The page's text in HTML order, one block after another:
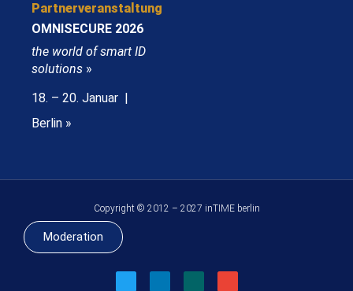
Partnerveranstaltung
OMNISECURE 2026
the world of smart ID
solutions »
18. – 20. Januar |
Berlin »
Copyright © 2012 – 2027 inTIME berlin
Moderation